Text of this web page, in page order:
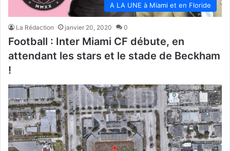
A LA UNE à Miami et en Floride
La Rédaction janvier 20, 2020 0
Football : Inter Miami CF débute, en
attendant les stars et le stade de Beckham
!